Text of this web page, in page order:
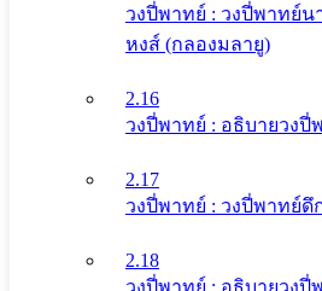
วงปี่พาทย์ : วงปี่พาทย์น
หงส์ (กลองมลายู)
2.16
วงปี่พาทย์ : อธิบายวงปี่
2.17
วงปี่พาทย์ : วงปี่พาทย์ดึ
2.18
วงปี่พาทย์ : อธิบายวงปี่